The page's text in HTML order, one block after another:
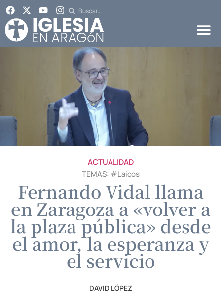
ACTUALIDAD
TEMAS: #Laicos
Fernando Vidal llama
en Zaragoza a «volver a
la plaza pública» desde
el amor, la esperanza y
el servicio
DAVID LÓPEZ